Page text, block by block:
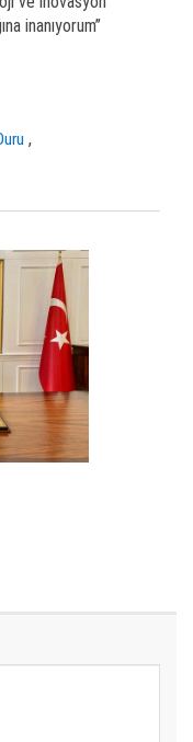
inanıyorum”
,